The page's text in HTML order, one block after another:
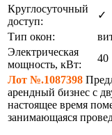
Круглосуточный
доступ:
✓
Тип окон:
Электрическая
мощность, кВт:
40
Лот №.1087398
арендный бизнес с
настоящее время
занимающаяся